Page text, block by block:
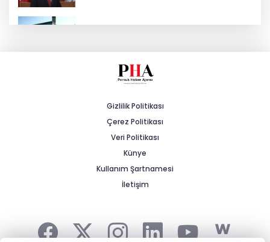
MHP'li Cengiz: "Yalnızca Ağaçlar Değil,
Tarihi Yürüyüş Yolları Mihalıççık’ta
Devam Etti
Yeşilay Zafer Kupası Tenis Turnuvası
İçin Kayıtlar Başladı
Gizlilik Politikası
Çerez Politikası
Veri Politikası
Künye
Kullanım Şartnamesi
İletişim